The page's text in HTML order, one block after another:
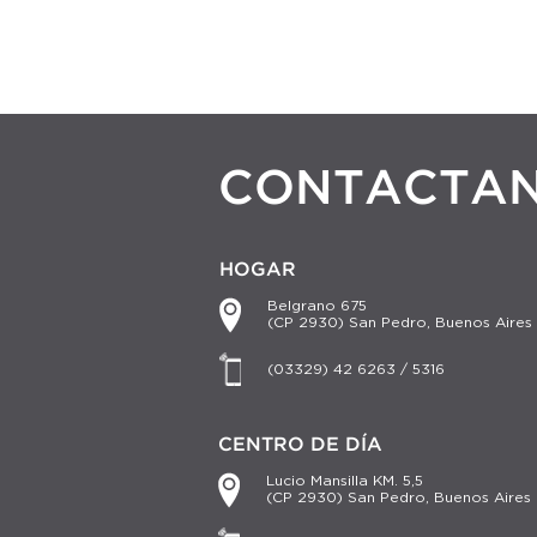
HOGAR
Belgrano 675
(CP 2930) San Pedro, Buenos Aires
(03329) 42 6263 / 5316
CENTRO DE DÍA
Lucio Mansilla KM. 5,5
(CP 2930) San Pedro, Buenos Aires